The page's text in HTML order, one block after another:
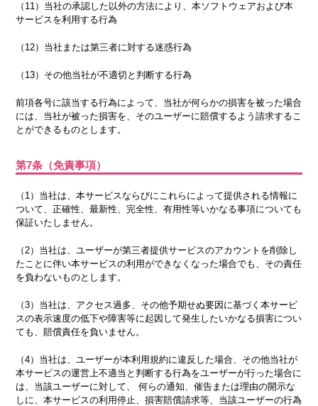
（11）当社の承認した以外の方法により、本ソフトウェアおよび本
サービスを利用する行為
（12）当社または第三者に対する迷惑行為
（13）その他当社が不適切と判断する行為
前項各号に該当する行為によって、当社が何らかの損害を被った場合
には、当社が被った損害を、そのユーザーに賠償するよう請求するこ
とができるものとします。
第7条（免責事項）
（1）当社は、本サービスならびにこれらによって提供される情報に
ついて、正確性、最新性、完全性、有用性等いかなる事項についても
保証いたしません。
（2）当社は、ユーザーが第三者提供サービスのアカウントを削除し
たことに伴い本サービスの利用ができなくなった場合でも、その責任
を負わないものとします。
（3）当社は、アクセス過多、その他予期せぬ要因に基づく本サービ
スの表示速度の低下や障害等に起因して発生したいかなる損害につい
ても、賠償責任を負いません。
（4）当社は、ユーザーが本利用規約に違反した場合、その他当社が
本サービスの運営上不適当と判断する行為をユーザーが行った場合に
は、当該ユーザーに対して、 何らの通知、催告または理由の開示な
しに、本サービスの利用停止、損害賠償請求等、当該ユーザーの行為